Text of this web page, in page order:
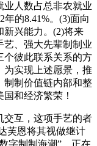
业人数占总非农就业
年的8.41%。(3)面向
新兴能力。(2)将来
艺、强大先辈制制业
个彼此联系关系的方
为实现上述愿景，推
制制价值链内部和整
和经济繁荣！
互，这项手艺的者
芙恩将其视做继计